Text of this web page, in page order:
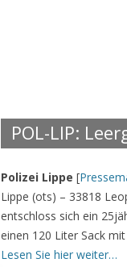
POL-LIP:
Polizei Lippe [
Lippe (ots) – 33818
entschloss sich ein
einen 120 Liter Sack
Lesen Sie hier weiter…